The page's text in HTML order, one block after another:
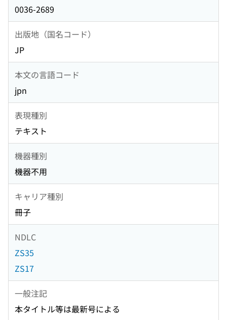
0036-2689
出版地（国名コード）
JP
本文の言語コード
jpn
表現種別
テキスト
機器種別
機器不用
キャリア種別
冊子
NDLC
ZS35
ZS17
一般注記
本タイトル等は最新号による